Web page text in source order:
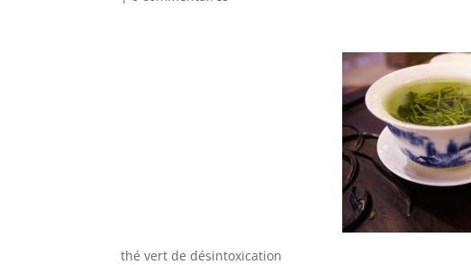
thé vert de désintoxication